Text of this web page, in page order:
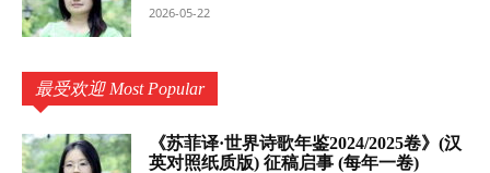
2026-05-22
最受欢迎 Most Popular
《苏菲译·世界诗歌年鉴2024/2025卷》(汉
英对照纸质版) 征稿启事 (每年一卷)